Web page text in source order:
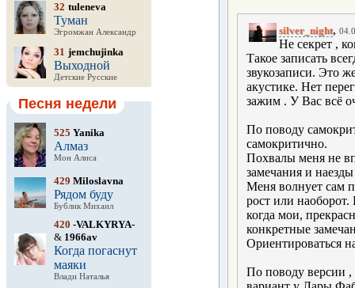
32 tuleneva
Туман
Эгромжан Александр
31 jemchujinka
Выходной
Детские Русские
Песня недели
525 Yanika
Алмаз
Мон Алиса
429 Miloslavna
Рядом буду
Бублик Михаил
420 -VALKYRYA-
& 1966av
Когда погаснут
маяки
Влади Наталья
silver_night,
Не секрет ,
Такое записать
звукозаписи. Это
акустике. Нет
зажим . У Вас всё
По поводу
самокритично.
Похвалы меня не
замечания и
Меня волнует сам
рост или
когда мои,
конкретные
Ориентироваться
По поводу версии